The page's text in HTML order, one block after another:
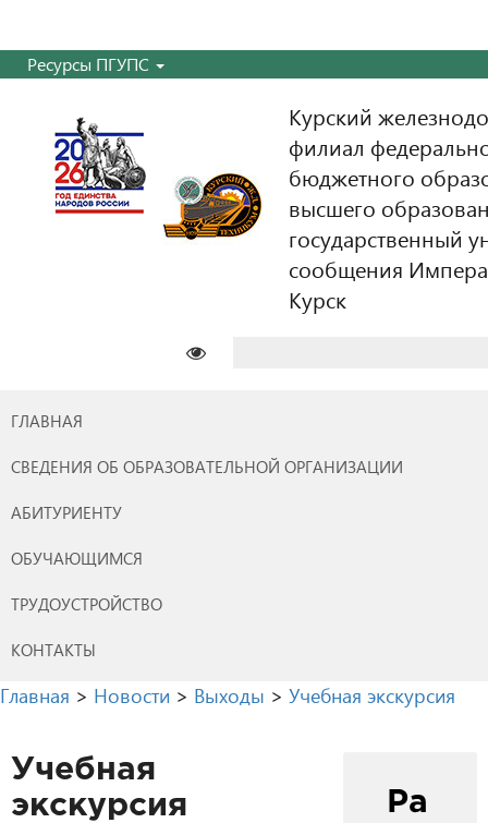
Ресурсы ПГУПС
Курский
филиал
бюджетного
высшего
государственный
сообщения
Курск
ГЛАВНАЯ
СВЕДЕНИЯ ОБ ОБРАЗОВАТЕЛЬНОЙ ОРГАНИЗАЦИИ
АБИТУРИЕНТУ
ОБУЧАЮЩИМСЯ
ТРУДОУСТРОЙСТВО
КОНТАКТЫ
Главная > Новости > Выходы > Учебная экскурсия
Учебная
экскурсия
Ра